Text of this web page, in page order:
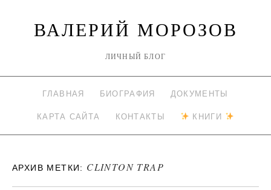
ВАЛЕРИЙ МОРОЗОВ
ЛИЧНЫЙ БЛОГ
ГЛАВНАЯ БИОГРАФИЯ ДОКУМЕНТЫ
КАРТА САЙТА КОНТАКТЫ КНИГИ
АРХИВ МЕТКИ: CLINTON TRAP